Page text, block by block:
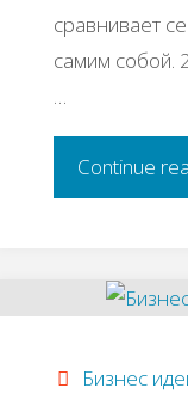
сравнивает
самим собой.
…
Continue
Бизнес